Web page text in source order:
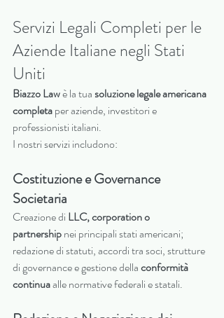
Servizi Legali Completi per le
Aziende Italiane negli Stati
Uniti
Biazzo Law è la tua soluzione legale americana
completa per aziende, investitori e
professionisti italiani.
I nostri servizi includono:
Costituzione e Governance
Societaria
Creazione di LLC, corporation o
partnership nei principali stati americani;
redazione di statuti, accordi tra soci, strutture
di governance e gestione della conformità
continua alle normative federali e statali.